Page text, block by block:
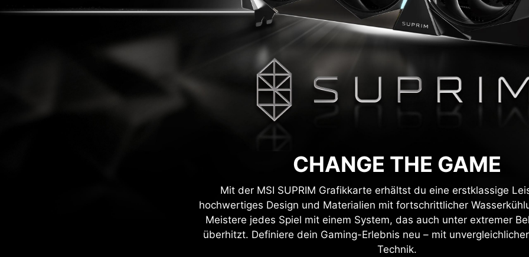
CHANGE THE GAME
Mit der MSI SUPRIM Grafikkarte erhältst du eine erstklassige
hochwertiges Design und Materialien mit fortschrittlicher
Meistere jedes Spiel mit einem System, das auch unter extremer
überhitzt. Definiere dein Gaming-Erlebnis neu – mit
Technik.